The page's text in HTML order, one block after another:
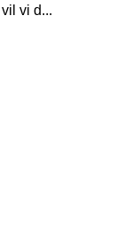
vi d...